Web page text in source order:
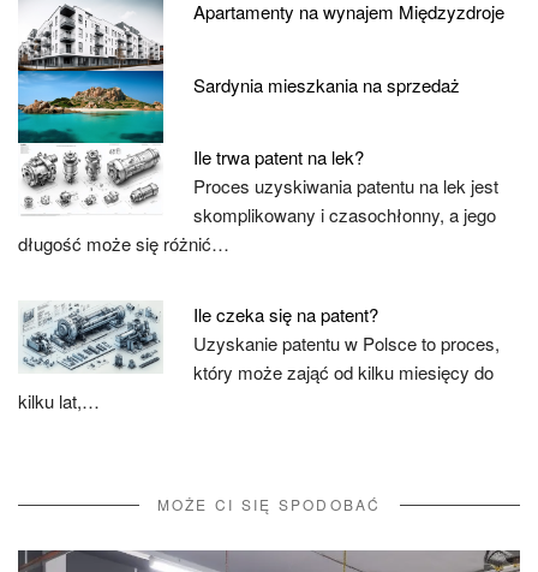
Apartamenty na wynajem Międzyzdroje
Sardynia mieszkania na sprzedaż
Ile trwa patent na lek?
Proces uzyskiwania patentu na lek jest
skomplikowany i czasochłonny, a jego
długość może się różnić…
Ile czeka się na patent?
Uzyskanie patentu w Polsce to proces,
który może zająć od kilku miesięcy do
kilku lat,…
MOŻE CI SIĘ SPODOBAĆ